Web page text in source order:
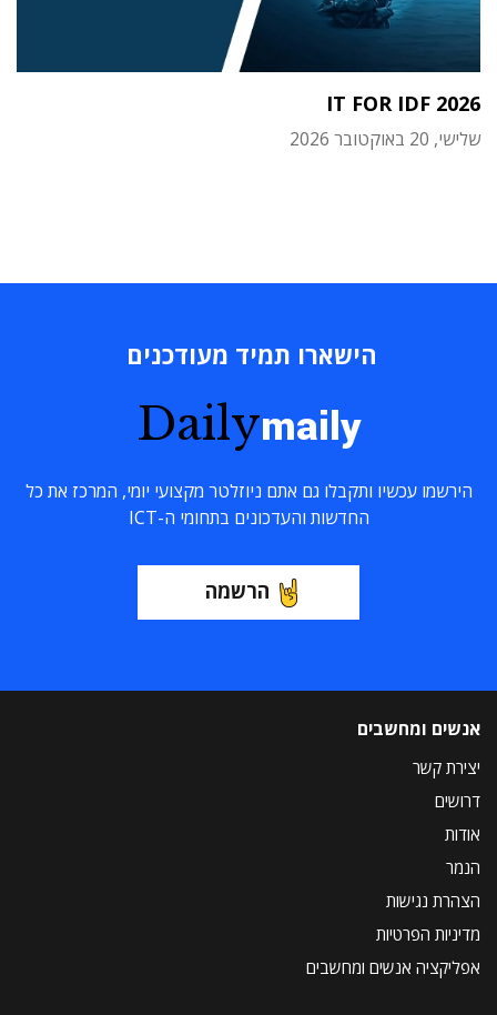
IT FOR IDF 2026
שלישי, 20 באוקטובר 2026
הישארו תמיד מעודכנים
Dailymaily
הירשמו עכשיו ותקבלו גם אתם ניוזלטר מקצועי יומי, המרכז את כל
החדשות והעדכונים בתחומי ה-ICT
הרשמה
אנשים ומחשבים
יצירת קשר
דרושים
אודות
הנמר
הצהרת נגישות
מדיניות הפרטיות
אפליקציה אנשים ומחשבים